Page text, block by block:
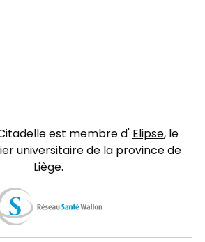
est membre d'Elipse, le
universitaire de la province de
Liège.